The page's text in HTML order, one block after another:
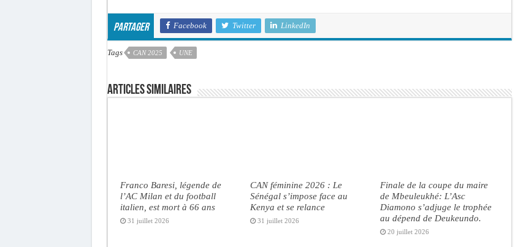
Partager Facebook Twitter LinkedIn
Tags CAN 2025 UNE
Articles similaires
Franco Baresi, légende de
l’AC Milan et du football
italien, est mort à 66 ans
31 juillet 2026
CAN féminine 2026 : Le
Sénégal s’impose face au
Kenya et se relance
31 juillet 2026
Finale de la coupe du maire
de Mbeuleukhé: L’Asc
Diamono s’adjuge le trophée
au dépend de Deukeundo.
20 juillet 2026